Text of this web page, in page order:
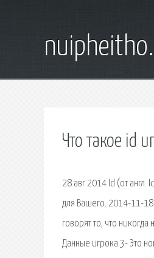
Что такое id
28 авг 2014 Id (от англ.
для Вашего. 2014-11-18
говорят то, что
Данные игрока 3- Это